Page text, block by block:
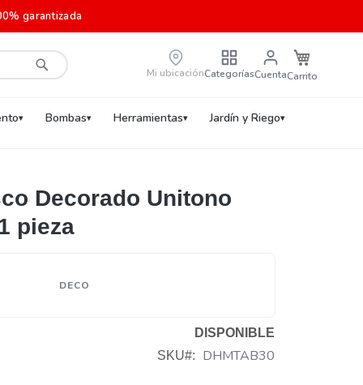
garantizada
Carrito de
Mi ubicaciónCategoríasCuenta
Bombas Herramientas Jardín y Riego
Decorado Unitono
pieza
DECO
DISPONIBLE
SKU
DHMTAB30